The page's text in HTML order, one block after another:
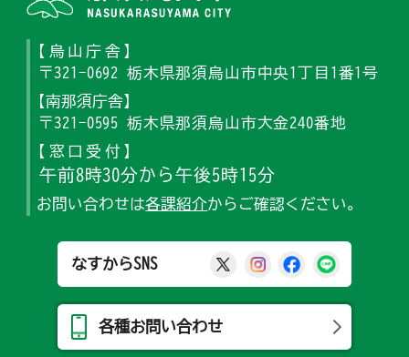
【烏山庁舎】
〒321-0692 栃木県那須烏山市中央1丁目1番1号
【南那須庁舎】
〒321-0595 栃木県那須烏山市大金240番地
【窓口受付】
午前8時30分から午後5時15分
お問い合わせは各課紹介からご確認ください。
なすからSNS 那須烏山市公式X
那須烏山市公式
那須烏山市
各種お問い合わせ